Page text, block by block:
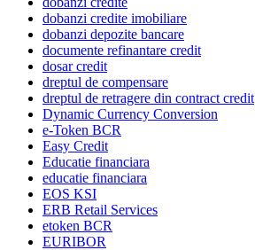
dobanzi credite imobiliare
dobanzi depozite bancare
documente refinantare credit
dosar credit
dreptul de compensare
dreptul de retragere din contract credit
Dynamic Currency Conversion
e-Token BCR
Easy Credit
Educatie financiara
educatie financiara
EOS KSI
ERB Retail Services
etoken BCR
EURIBOR